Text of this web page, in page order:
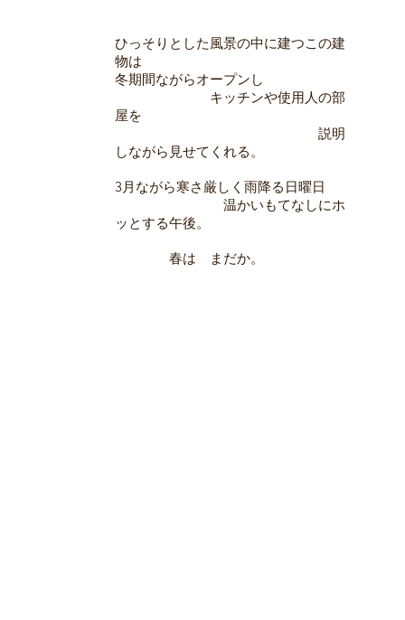
ひっそりとした風景の中に建つこの建
物は
冬期間ながらオープンし
キッチンや使用人の部
屋を
説明
しながら見せてくれる。
3月ながら寒さ厳しく雨降る日曜日
温かいもてなしにホ
ッとする午後。
春は まだか。